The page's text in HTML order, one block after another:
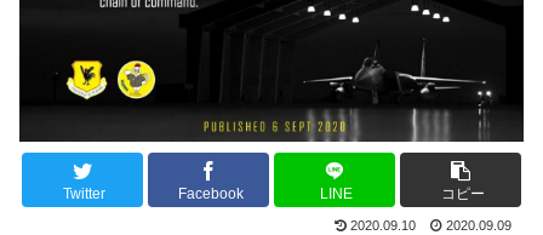
Twitter Facebook LINE コピー
2020.09.10 2020.09.09